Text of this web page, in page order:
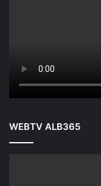
WEBTV ALB365